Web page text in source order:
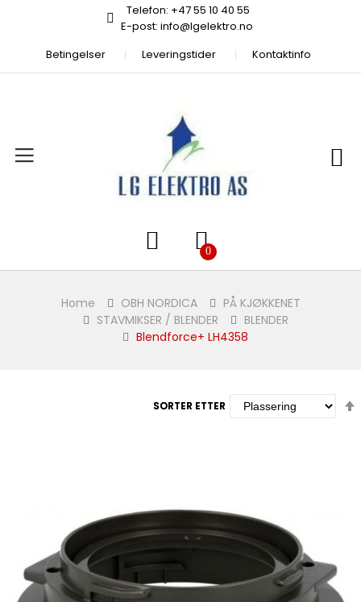
Telefon: +47 55 10 40 55
E-post: info@lgelektro.no
Betingelser
Leveringstider Kontaktinfo
Home OBH NORDICA
PÅ KJØKKENET
STAVMIKSER / BLENDER
BLENDER
Blendforce+ LH4358
SORTER ETTER
SORTER ETTER